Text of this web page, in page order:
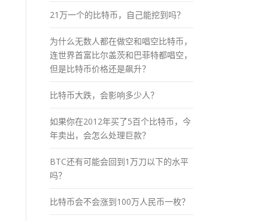
21万一个的比特币，自己能挖到吗？
为什么无数人都在做空和唱空比特币，
连世界首富比尔盖茨和巴菲特都唱空，
但是比特币价格还是飙升？
比特币大跌，会影响多少人？
如果你在2012年买了5百个比特币，今
年卖出，会怎么处理巨款？
BTC还有可能会回到1万刀以下的水平
吗？
比特币会不会涨到100万人民币一枚？